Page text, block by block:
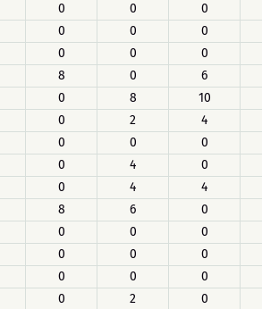
0 0
0
0 0
0
0 0
0
8 0
6
0 8
10
0 2
4
0 0
0
0 4
0
0 4
4
8 6
0
0 0
0
0 0
0
0 0
0
0 2
0